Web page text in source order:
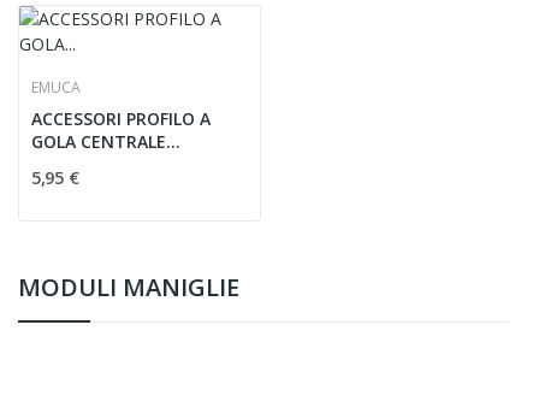
MODULI MANIGLIE
EMUCA
ACCESSORI PROFILO A
GOLA CENTRALE
5,95 €